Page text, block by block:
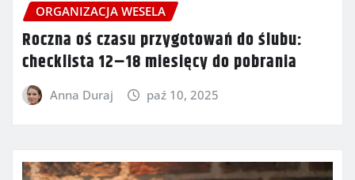
ORGANIZACJA WESELA
Roczna oś czasu przygotowań do ślubu:
checklista 12–18 miesięcy do pobrania
Anna Duraj paź 10, 2025